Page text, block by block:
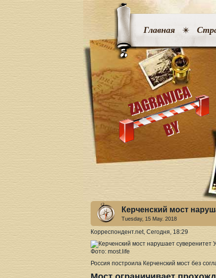
Главная
Керченский мост
Tuesday, 15 May. 2018
Корреспондент.net, Сегодня, 18:29
Фото: most.life
Россия построила Керченский мост без